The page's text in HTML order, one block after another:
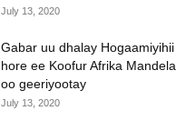
July 13, 2020
Gabar uu dhalay Hogaamiyihii
hore ee Koofur Afrika Mandela
oo geeriyootay
July 13, 2020